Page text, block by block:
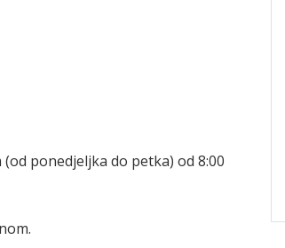
ponedjeljka do petka) od 8:00